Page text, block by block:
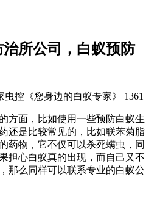
所公司，白蚁预防
虫控《您身边的白蚁专家》 1361
方面，比如使用一些预防白蚁生
还是比较常见的，比如联苯菊脂
药物，它不仅可以杀死螨虫，同
担心白蚁真的出现，而自己又不
那么同样可以联系专业的白蚁公